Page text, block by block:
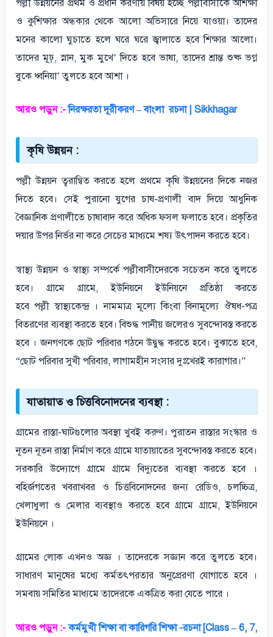
পল্লী উন্নয়নের প্রথম ও প্রধান করণীয় বিষয় হচ্ছে পল্লীবাসীকে অশিক্ষা
ও কুশিক্ষার অন্ধকার থেকে আলো অভিসারে নিয়ে যাওয়া। তাদের
মনের কালো ঘুচাতে হলে ঘরে ঘরে জ্বালাতে হবে শিক্ষার আলো।
তাদের মূঢ়, স্নান, মুক মুখে’ দিতে হবে ভাষা, তাদের শ্রান্ত শুষ্ক ভগ্ন
বুকে ধ্বনিয়া’ তুলতে হবে আশা ।
আরও পড়ুন :- নিরক্ষরতা দূরীকরণ – বাংলা রচনা | Sikkhagar
কৃষি উন্নয়ন :
পল্লী উন্নয়ন ত্বরান্বিত করতে হলে প্রথমে কৃষি উন্নয়নের দিকে নজর
দিতে হবে। সেই পুরানো যুগের চাষ-প্রণালী বাদ দিয়ে আধুনিক
বৈজ্ঞানিক প্রণালীতে চাষাবাদ করে অধিক ফসল ফলাতে হবে। প্রকৃতির
দয়ার উপর নির্ভর না করে সেচের মাধ্যমে শষ্য উৎপাদন করতে হবে।
স্বাস্থ্য উন্নয়ন ও স্বাস্থ্য সম্পর্কে পল্লীবাসীদেরকে সচেতন করে তুলতে
হবে। গ্রামে গ্রামে, ইউনিয়নে ইউনিয়নে প্রতিষ্ঠা করতে
হবে পল্লী স্বাস্থ্যকেন্দ্র । নামমাত্র মূল্যে কিংবা বিনামূল্যে ঔষধ-পত্র
বিতরণের ব্যবস্থা করতে হবে। বিশুদ্ধ পানীয় জলেরও সুবন্দোবস্ত করতে
হবে । জনগণকে ছোট পরিবার গঠনে উদ্বুদ্ধ করতে হবে। বুঝাতে হবে,
“ছোট পরিবার সুখী পরিবার, লাগামহীন সংসার দুঃখেরই কারাগার।”
যাতায়াত ও চিত্তবিনোদনের ব্যবস্থা :
গ্রামের রাস্তা-ঘাটগুলোর অবস্থা খুবই করুণ। পুরাতন রাস্তার সংস্কার ও
নূতন নূতন রাস্তা নির্মাণ করে গ্রামে যাতায়াতের সুবন্দোবস্ত করতে হবে।
সরকারি উদ্যোগে গ্রামে গ্রামে বিদ্যুতের ব্যবস্থা করতে হবে ।
বহির্জগতের খবরাখবর ও চিত্তবিনোদনের জন্য রেডিও, চলচ্চিত্র,
খেলাধুলা ও মেলার ব্যবস্থাও করতে হবে গ্রামে গ্রামে, ইউনিয়নে
ইউনিয়নে ।
গ্রামের লোক এখনও অজ্ঞ । তাদেরকে সজ্ঞান করে তুলতে হবে।
সাধারণ মানুষের মধ্যে কর্মতৎপরতার অনুপ্রেরণা যোগাতে হবে ।
সমবায় সমিতির মাধ্যমে তাদেরকে একত্রিত করা যেতে পারে ।
আরও পড়ুন :- কর্মমুখী শিক্ষা বা কারিগরি শিক্ষা -রচনা [Class – 6, 7,